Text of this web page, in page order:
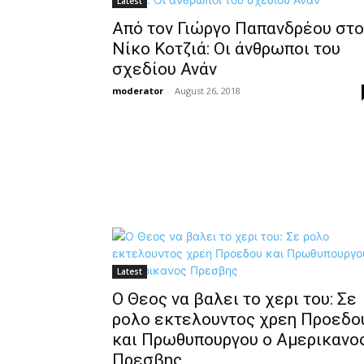
Από τον Γιώργο Παπανδρέου
Νίκο Κοτζιά: Οι άνθρωποι του
σχεδίου Ανάν
moderator - August 26, 2018
Latest
Ο Θεος να βαλει το χερι του: Σε
ρολο εκτελουντος χρεη
και Πρωθυπουργου ο
Πρεσβης